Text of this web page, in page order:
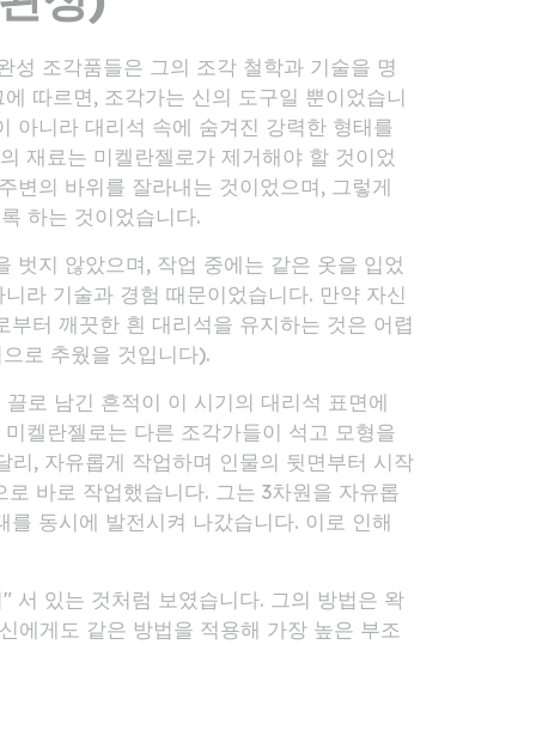
성 조각품들은 그의 조각 철학과 기술을 명
따르면, 조각가는 신의 도구일 뿐이었습니
아니라 대리석 속에 숨겨진 강력한 형태를
재료는 미켈란젤로가 제거해야 할 것이었
변의 바위를 잘라내는 것이었으며, 그렇게
하는 것이었습니다.
벗지 않았으며, 작업 중에는 같은 옷을 입었
라 기술과 경험 때문이었습니다. 만약 자신
터 깨끗한 흰 대리석을 유지하는 것은 어렵
로 추웠을 것입니다).
로 남긴 흔적이 이 시기의 대리석 표면에
켈란젤로는 다른 조각가들이 석고 모형을
리, 자유롭게 작업하며 인물의 뒷면부터 시작
바로 작업했습니다. 그는 3차원을 자유롭
동시에 발전시켜 나갔습니다. 이로 인해
서 있는 것처럼 보였습니다. 그의 방법은 왁
에게도 같은 방법을 적용해 가장 높은 부조